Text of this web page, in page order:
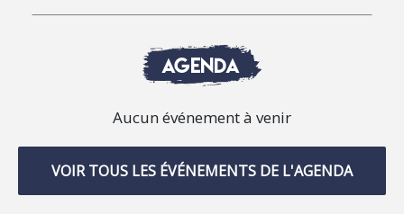
AGENDA
Aucun événement à venir
VOIR TOUS LES ÉVÉNEMENTS DE L'AGENDA